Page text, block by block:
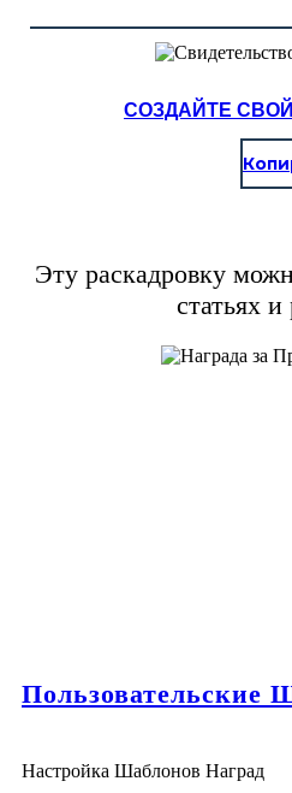
СОЗДАЙТЕ
Эту раскадровку
статьях и
Пользовательские
Настройка Шаблонов Наград